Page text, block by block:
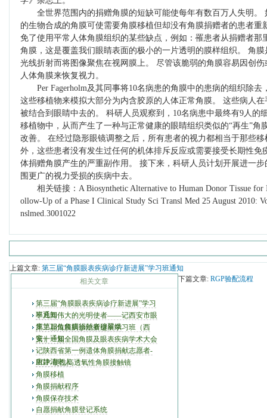
全世界范围内的捐赠角膜的短缺可能使每年有数百万人失明。
的生物合成的角膜可使需要角膜移植但却没有角膜捐赠者的患者
免了使用平常人体角膜组织的某些缺点，例如：罹患者从捐赠者
角膜，这是覆盖我们眼睛表面的极小的一片透明的膜样组织。 角
光线折射而将图像聚焦在视网膜上。 尽管该脆弱的角膜容易因创
人体角膜来恢复视力。
Per Fagerholm及其同事将10名病患的角膜中的患病的组织除去
这些移植物来模拟大部分为内含胶原的人体正常角膜。 这些病人
被结合到眼睛中去的。 科研人员观察到，10名病患中最终有9人的
移植物中，从而产生了一种与正常健康的眼睛组织类似的“再生”角
改善。 在经过隐形眼镜调整之后，所有患者的视力都相当于那些
外，这些患者没有发生过任何的机体排斥反应或需要接受长期性
体捐赠角膜产生的严重副作用。 接下来，科研人员计划开展进一
围更广的视力受损的疾病中去。
相关链接：A Biosynthetic Alternative to Human Donor Tissue for
ollow-Up of a Phase I Clinical Study Sci Transl Med 25 August 2010:
nslmed.3001022
上篇文章: 第三届“角膜眼表疾病诊疗新进展”学习班通知
下篇文章: RGP验配流程
相关文章
第三届“角膜眼表疾病诊疗新进展”学习
班通知
平凡而伟大的光明使者——记西安市眼
库第23位角膜捐献者穆翠娥
第二届角膜病诊治新进展学习班（西
安）通知
第十一届全国角膜及眼表疾病学术大会
记陕西省第一例遗体角膜捐献志愿者-
唐静清老人
RGP-硬性高透氧性角膜接触镜
角膜移植
角膜捐献程序
角膜保存技术
自愿捐献角膜登记系统